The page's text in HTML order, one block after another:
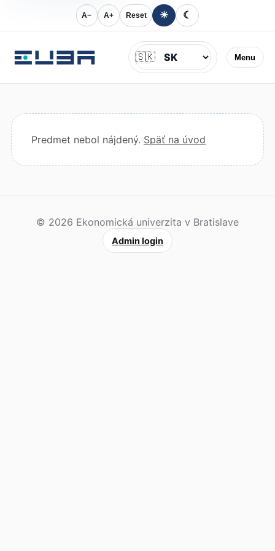
A− A+ Reset ☀ ☾
Menu
Jazyk
🇸🇰
Predmet nebol nájdený. Späť na úvod
© 2026 Ekonomická univerzita v Bratislave
Admin login